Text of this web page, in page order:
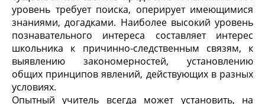
уро­вень требует поиска, оперирует имеющимися
знаниями, догад­ками. Наиболее высокий уровень
познавательного интереса составляет интерес
школьника к причинно-следственным свя­зям, к
выявлению закономерностей, установлению
общих прин­ципов явлений, действующих в разных
условиях.
Опытный учитель всегда может установить, на